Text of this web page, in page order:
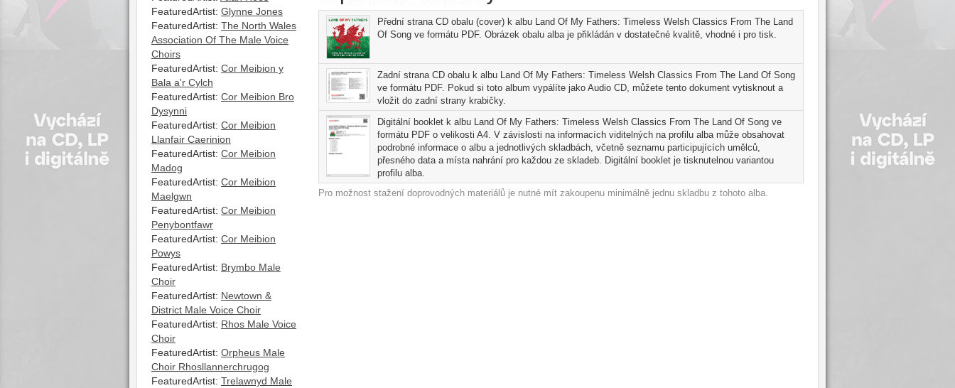
FeaturedArtist: Glynne Jones
FeaturedArtist: The North Wales
Association Of The Male Voice
Choirs
FeaturedArtist: Cor Meibion y
Bala a'r Cylch
FeaturedArtist: Cor Meibion Bro
Dysynni
FeaturedArtist: Cor Meibion
Llanfair Caerinion
FeaturedArtist: Cor Meibion
Madog
FeaturedArtist: Cor Meibion
Maelgwn
FeaturedArtist: Cor Meibion
Penybontfawr
FeaturedArtist: Cor Meibion
Powys
FeaturedArtist: Brymbo Male
Choir
FeaturedArtist: Newtown &
District Male Voice Choir
FeaturedArtist: Rhos Male Voice
Choir
FeaturedArtist: Orpheus Male
Choir Rhosllannerchrugog
FeaturedArtist: Trelawnyd Male
Přední strana CD obalu (cover) k albu Land Of My Fathers: Timeless Welsh Classics From The Land
Of Song ve formátu PDF. Obrázek obalu alba je přikládán v dostatečné kvalitě, vhodné i pro tisk.
Zadní strana CD obalu k albu Land Of My Fathers: Timeless Welsh Classics From The Land Of Song
ve formátu PDF. Pokud si toto album vypálíte jako Audio CD, můžete tento dokument vytisknout a
vložit do zadní strany krabičky.
Digitální booklet k albu Land Of My Fathers: Timeless Welsh Classics From The Land Of Song ve
formátu PDF o velikosti A4. V závislosti na informacích viditelných na profilu alba může obsahovat
podrobné informace o albu a jednotlivých skladbách, včetně seznamu participujících umělců,
přesného data a místa nahrání pro každou ze skladeb. Digitální booklet je tisknutelnou variantou
profilu alba.
Pro možnost stažení doprovodných materiálů je nutné mít zakoupenu minimálně jednu skladbu z tohoto alba.